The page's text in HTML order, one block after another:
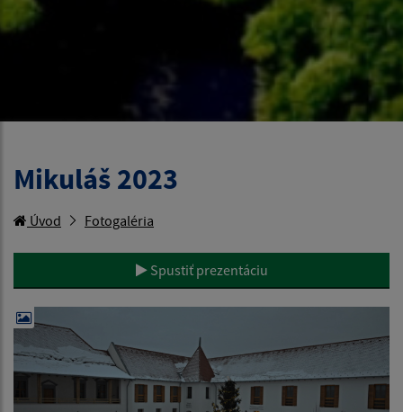
Mikuláš 2023
Úvod Fotogaléria
Spustiť prezentáciu